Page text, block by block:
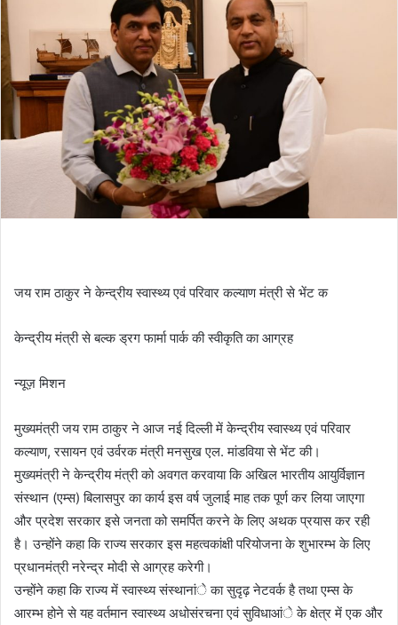
जय राम ठाकुर ने केन्द्रीय स्वास्थ्य एवं परिवार कल्याण मंत्री से भेंट क
केन्द्रीय मंत्री से बल्क ड्रग फार्मा पार्क की स्वीकृति का आग्रह
न्यूज़ मिशन
मुख्यमंत्री जय राम ठाकुर ने आज नई दिल्ली में केन्द्रीय स्वास्थ्य एवं परिवार
कल्याण, रसायन एवं उर्वरक मंत्री मनसुख एल. मांडविया से भेंट की।
मुख्यमंत्री ने केन्द्रीय मंत्री को अवगत करवाया कि अखिल भारतीय आयुर्विज्ञान
संस्थान (एम्स) बिलासपुर का कार्य इस वर्ष जुलाई माह तक पूर्ण कर लिया जाएगा
और प्रदेश सरकार इसे जनता को समर्पित करने के लिए अथक प्रयास कर रही
है। उन्होंने कहा कि राज्य सरकार इस महत्वकांक्षी परियोजना के शुभारम्भ के लिए
प्रधानमंत्री नरेन्द्र मोदी से आग्रह करेगी।
उन्होंने कहा कि राज्य में स्वास्थ्य संस्थानांे का सुदृढ़ नेटवर्क है तथा एम्स के
आरम्भ होने से यह वर्तमान स्वास्थ्य अधोसंरचना एवं सुविधाआंे के क्षेत्र में एक और